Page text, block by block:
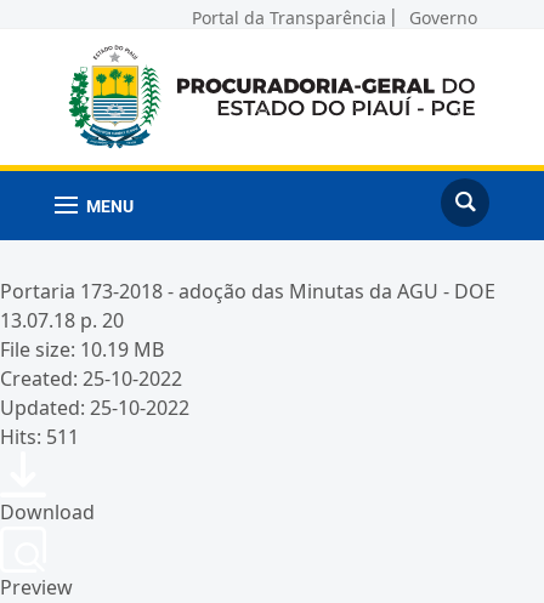
Portal da Transparência Governo
MENU
Portaria 173-2018 - adoção das Minutas da AGU - DOE
13.07.18 p. 20
File size: 10.19 MB
Created: 25-10-2022
Updated: 25-10-2022
Hits: 511
Download
Preview